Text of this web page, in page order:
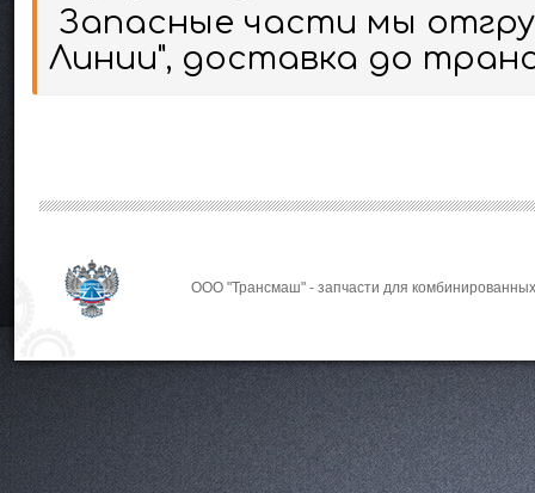
Запасные части мы
Линии", доставка до
ООО "Трансмаш" - запчасти для